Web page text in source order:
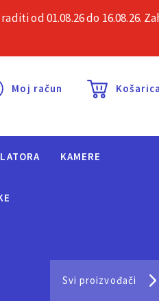
pitanja Kontakt
Moj račun Košarica
KAMERE
Svi proizvođači
od 01.08.26 do 16.08.26.